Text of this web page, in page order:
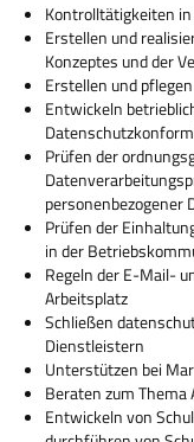
Kontrolltätigkeiten
Erstellen und
Konzeptes und der
Erstellen und
Entwickeln
Prüfen der
personenbezogener
Prüfen der
in der
Regeln der E-Mail-
Arbeitsplatz
Schließen
Dienstleistern
Unterstützen bei
Beraten zum
Entwickeln von